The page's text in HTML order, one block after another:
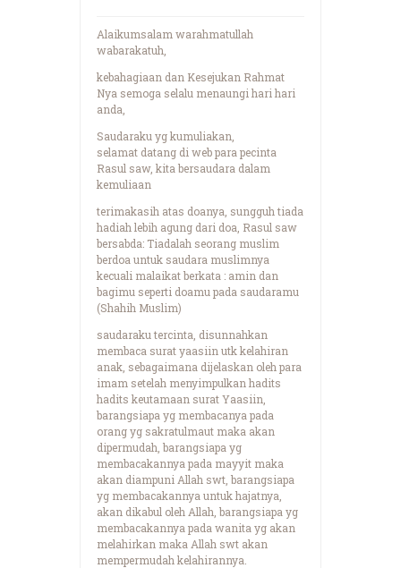
Alaikumsalam warahmatullah
wabarakatuh,
kebahagiaan dan Kesejukan Rahmat
Nya semoga selalu menaungi hari hari
anda,
Saudaraku yg kumuliakan,
selamat datang di web para pecinta
Rasul saw, kita bersaudara dalam
kemuliaan
terimakasih atas doanya, sungguh tiada
hadiah lebih agung dari doa, Rasul saw
bersabda: Tiadalah seorang muslim
berdoa untuk saudara muslimnya
kecuali malaikat berkata : amin dan
bagimu seperti doamu pada saudaramu
(Shahih Muslim)
saudaraku tercinta, disunnahkan
membaca surat yaasiin utk kelahiran
anak, sebagaimana dijelaskan oleh para
imam setelah menyimpulkan hadits
hadits keutamaan surat Yaasiin,
barangsiapa yg membacanya pada
orang yg sakratulmaut maka akan
dipermudah, barangsiapa yg
membacakannya pada mayyit maka
akan diampuni Allah swt, barangsiapa
yg membacakannya untuk hajatnya,
akan dikabul oleh Allah, barangsiapa yg
membacakannya pada wanita yg akan
melahirkan maka Allah swt akan
mempermudah kelahirannya.